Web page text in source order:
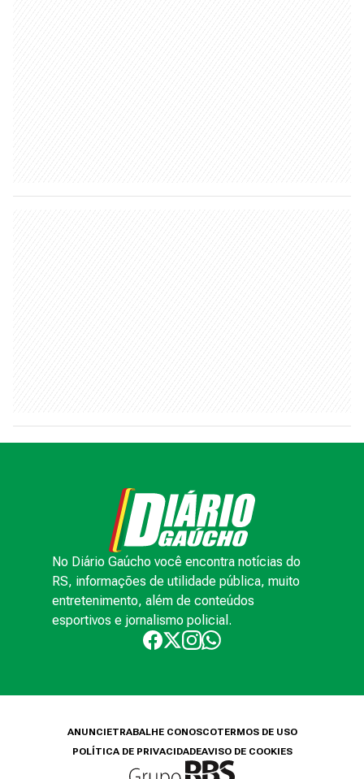
No Diário Gaúcho você encontra notícias do
RS, informações de utilidade pública, muito
entretenimento, além de conteúdos
esportivos e jornalismo policial.
ANUNCIETRABALHE CONOSCOTERMOS DE USO
POLÍTICA DE PRIVACIDADEAVISO DE COOKIES